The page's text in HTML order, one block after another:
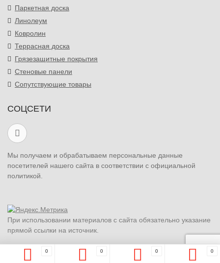
Паркетная доска
Линолеум
Ковролин
Террасная доска
Грязезащитные покрытия
Стеновые панели
Сопутствующие товары
СОЦСЕТИ
Мы получаем и обрабатываем персональные данные
посетителей нашего сайта в соответствии с официальной
политикой.
При использовании материалов с сайта обязательно указание
прямой ссылки на источник.
0 0 0 0